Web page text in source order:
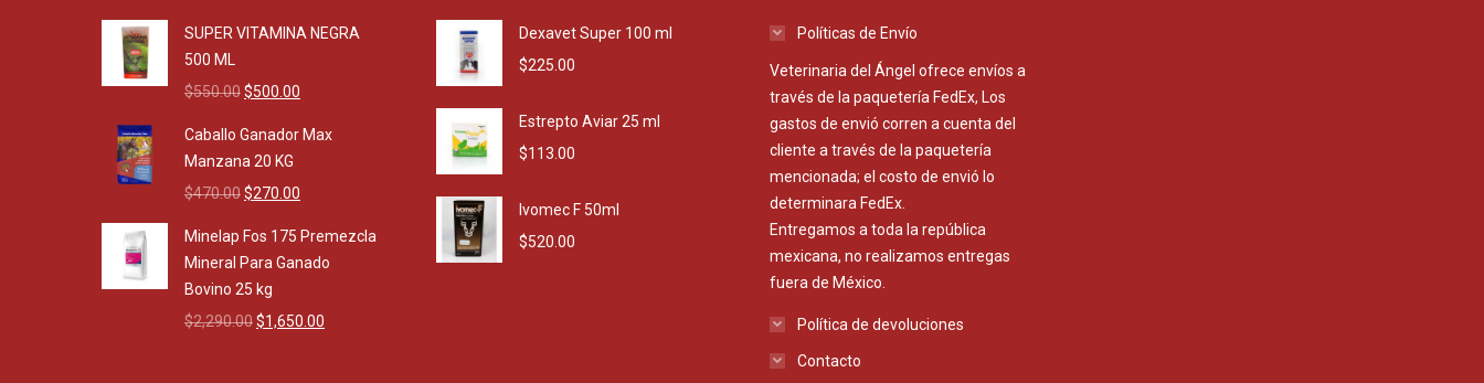
SUPER VITAMINA NEGRA
500 ML
$550.00Original
was:
$550.00.
$500.00
is:
Caballo Ganador Max
Manzana 20 KG
$470.00Original
was:
$470.00.
$270.00
is:
$270.00.
Minelap Fos 175 Premezcla
Mineral Para Ganado
Bovino 25 kg
$2,290.00Original
$1,650.00
Dexavet Super 100 ml
$225.00
Estrepto Aviar 25 ml
$113.00
Ivomec F 50ml
$520.00
Políticas de Envío
Veterinaria del Ángel ofrece envíos a
través de la paquetería FedEx, Los
gastos de envió corren a cuenta del
cliente a través de la paquetería
mencionada; el costo de envió lo
determinara FedEx.
Entregamos a toda la república
mexicana, no realizamos entregas
fuera de México.
Política de devoluciones
Contacto